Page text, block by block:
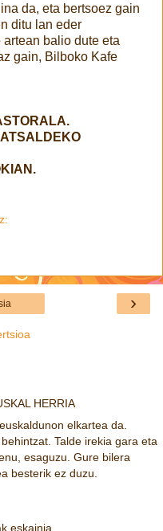
da, eta bertsoez gain
ditu lan eder
balio dute eta
gain, Bilboko Kafe
›
HERRIA
elkartea da.
Talde irekia gara eta
esaguzu. Gure bilera
besterik ez duzu.
eskainia.